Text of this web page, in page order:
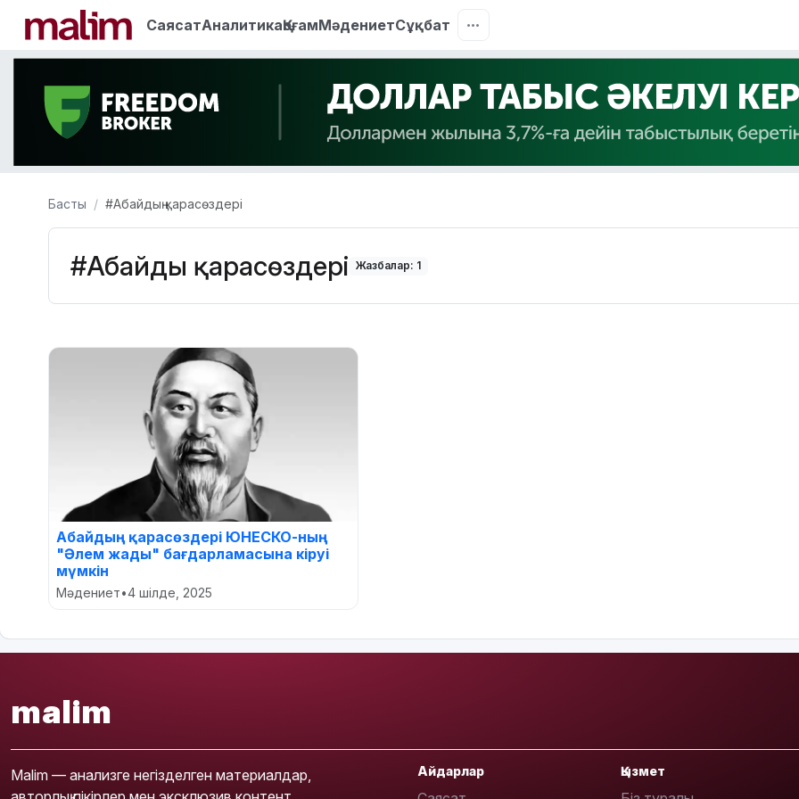
СаясатАналитикаҚоғамМәдениетСұқбат
Басты #Абайдың қарасөздері
#Абайдың қарасөздері Жазбалар: 1
Абайдың қарасөздері ЮНЕСКО-ның
"Әлем жады" бағдарламасына кіруі
мүмкін
Мәдениет•4 шілде, 2025
malim
Malim — анализге негізделген материалдар,
Айдарлар Қызмет